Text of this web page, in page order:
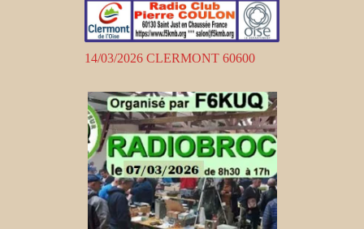
14/03/2026 CLERMONT 60600